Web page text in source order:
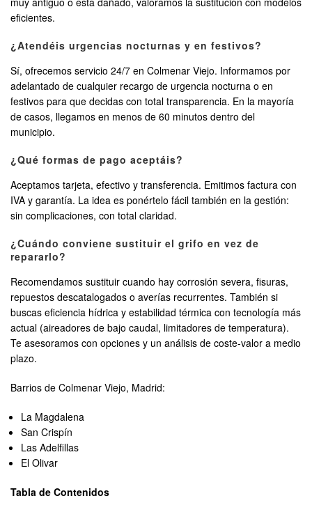
eficientes.
¿Atendéis urgencias nocturnas y en festivos?
Sí, ofrecemos servicio 24/7 en Colmenar Viejo. Informamos por
adelantado de cualquier recargo de urgencia nocturna o en
festivos para que decidas con total transparencia. En la mayoría
de casos, llegamos en menos de 60 minutos dentro del
municipio.
¿Qué formas de pago aceptáis?
Aceptamos tarjeta, efectivo y transferencia. Emitimos factura con
IVA y garantía. La idea es ponértelo fácil también en la gestión:
sin complicaciones, con total claridad.
¿Cuándo conviene sustituir el grifo en vez de
repararlo?
Recomendamos sustituir cuando hay corrosión severa, fisuras,
repuestos descatalogados o averías recurrentes. También si
buscas eficiencia hídrica y estabilidad térmica con tecnología más
actual (aireadores de bajo caudal, limitadores de temperatura).
Te asesoramos con opciones y un análisis de coste-valor a medio
plazo.
Barrios de Colmenar Viejo, Madrid:
La Magdalena
San Crispín
Las Adelfillas
El Olivar
Tabla de Contenidos